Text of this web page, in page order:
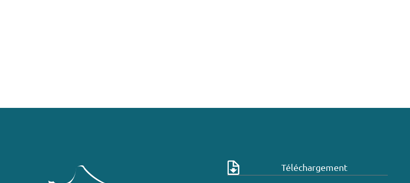
Téléchargement